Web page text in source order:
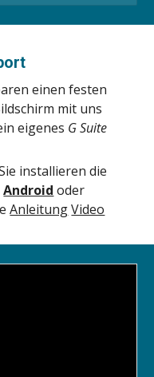
einen festen
mit uns
eigenes G Suite
installieren die
Android
Anleitung Video